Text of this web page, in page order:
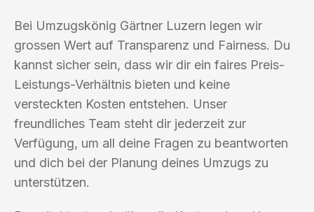
Bei Umzugskönig Gärtner Luzern legen wir
grossen Wert auf Transparenz und Fairness. Du
kannst sicher sein, dass wir dir ein faires Preis-
Leistungs-Verhältnis bieten und keine
versteckten Kosten entstehen. Unser
freundliches Team steht dir jederzeit zur
Verfügung, um all deine Fragen zu beantworten
und dich bei der Planung deines Umzugs zu
unterstützen.